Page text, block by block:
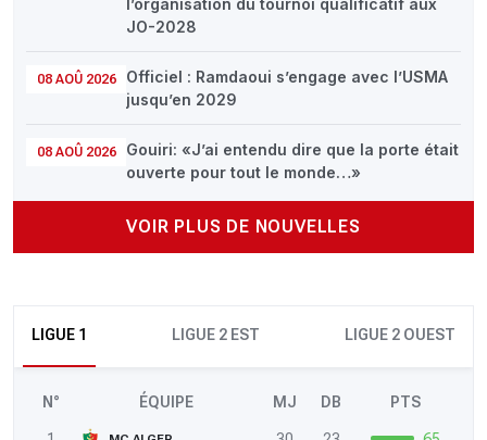
JO-2028
08 AOÛ 2026
Officiel : Ramdaoui s’engage avec l’USMA
jusqu’en 2029
08 AOÛ 2026
Gouiri: «J’ai entendu dire que la porte était
ouverte pour tout le monde…»
VOIR PLUS DE NOUVELLES
LIGUE 1 LIGUE 2 EST LIGUE 2 OUEST
N° ÉQUIPE MJ DB PTS